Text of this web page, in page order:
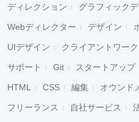
ディレクション グラフィック
Webディレクター デザイン
UIデザイン クライアントワーク
サポート Git スタートアップ
HTML CSS 編集 オウンド
フリーランス 自社サービス